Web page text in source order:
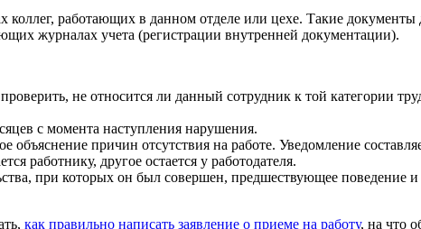
коллег, работающих в данном отделе или цехе. Такие
журналах учета (регистрации внутренней документации).
не относится ли данный сотрудник к той категории
с момента наступления нарушения.
причин отсутствия на работе. Уведомление
работнику, другое остается у работодателя.
при которых он был совершен, предшествующее поведение
как правильно написать заявление о приеме на работу, на что